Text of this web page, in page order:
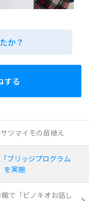
か？
する
ツマイモの苗植え
ブリッジプログラム
を実施
で「ピノキオお話し